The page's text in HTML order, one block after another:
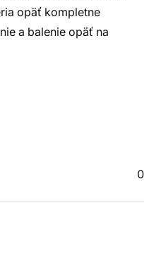
opäť kompletne
a balenie opäť na
0